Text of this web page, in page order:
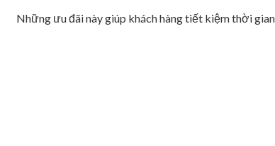
Những ưu đãi này giúp khách hàng tiết kiệm thời